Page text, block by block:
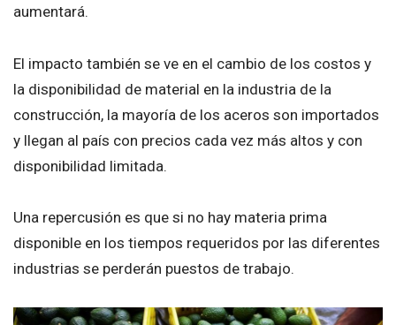
aumentará.
El impacto también se ve en el cambio de los costos y
la disponibilidad de material en la industria de la
construcción, la mayoría de los aceros son importados
y llegan al país con precios cada vez más altos y con
disponibilidad limitada.
Una repercusión es que si no hay materia prima
disponible en los tiempos requeridos por las diferentes
industrias se perderán puestos de trabajo.